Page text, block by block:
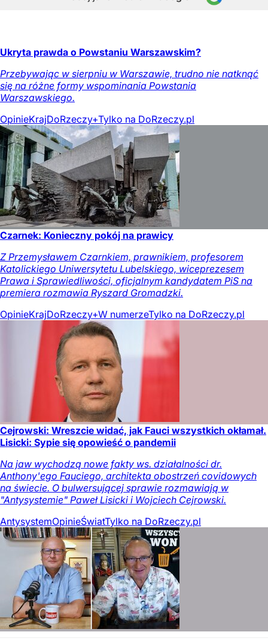
Ukryta prawda o Powstaniu Warszawskim?
Przebywając w sierpniu w Warszawie, trudno nie natknąć
się na różne formy wspominania Powstania
Warszawskiego.
OpinieKrajDoRzeczy+Tylko na DoRzeczy.pl
Czarnek: Konieczny pokój na prawicy
Z Przemysławem Czarnkiem, prawnikiem, profesorem
Katolickiego Uniwersytetu Lubelskiego, wiceprezesem
Prawa i Sprawiedliwości, oficjalnym kandydatem PiS na
premiera rozmawia Ryszard Gromadzki.
OpinieKrajDoRzeczy+W numerzeTylko na DoRzeczy.pl
Cejrowski: Wreszcie widać, jak Fauci wszystkich okłamał.
Lisicki: Sypie się opowieść o pandemii
Na jaw wychodzą nowe fakty ws. działalności dr.
Anthony'ego Fauciego, architekta obostrzeń covidowych
na świecie. O bulwersującej sprawie rozmawiają w
"Antysystemie" Paweł Lisicki i Wojciech Cejrowski.
AntysystemOpinieŚwiatTylko na DoRzeczy.pl